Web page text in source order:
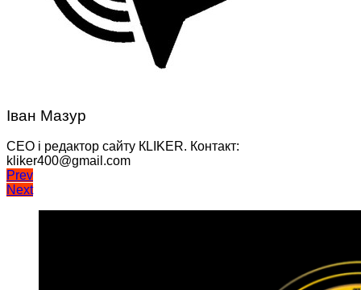
Іван Мазур
CEO і редактор сайту КLIKER. Контакт:
kliker400@gmail.com
Навігація
записів
Prev
Next